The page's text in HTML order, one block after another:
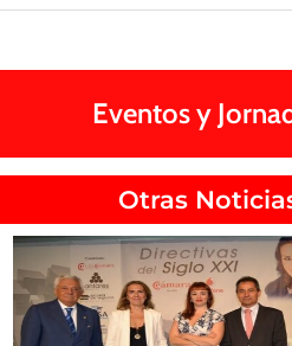
Eventos y
Otras